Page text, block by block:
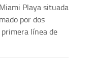
Playa situada
por dos
línea de